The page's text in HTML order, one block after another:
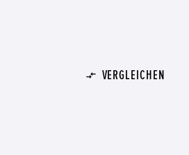
VERGLEICHEN